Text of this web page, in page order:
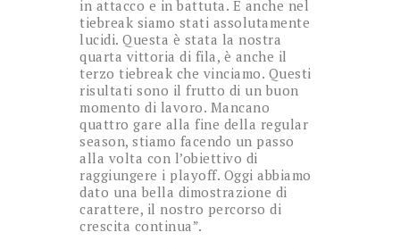
in attacco e in battuta. E anche nel
tiebreak siamo stati assolutamente
lucidi. Questa è stata la nostra
quarta vittoria di fila, è anche il
terzo tiebreak che vinciamo. Questi
risultati sono il frutto di un buon
momento di lavoro. Mancano
quattro gare alla fine della regular
season, stiamo facendo un passo
alla volta con l’obiettivo di
raggiungere i playoff. Oggi abbiamo
dato una bella dimostrazione di
carattere, il nostro percorso di
crescita continua”.